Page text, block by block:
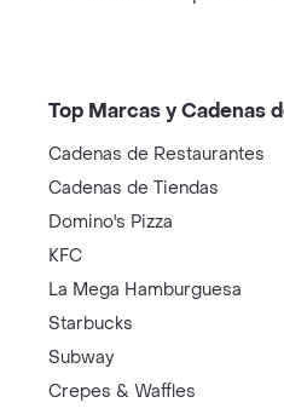
Top Marcas y Cadenas
Cadenas de Restaurantes
Cadenas de Tiendas
Domino's Pizza
KFC
La Mega Hamburguesa
Starbucks
Subway
Crepes & Waffles